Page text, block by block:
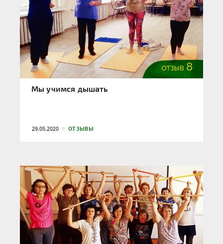
Мы учимся дышать
29.05.2020 ОТЗЫВЫ